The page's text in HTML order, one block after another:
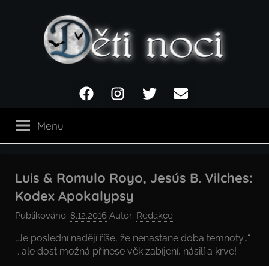
noci
FacebookInstagramTwitter Email
Menu
Luis & Romulo Royo, Jesús B. Vilches:
Kodex Apokalypsy
Publikováno: 8.12.2016 Autor: Redakce
„Je poslední nadějí říše, že nenastane doba temnoty…“
… ale dost možná přinese věk zabíjení, násilí a krve!